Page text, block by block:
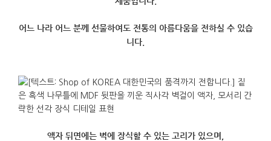
어느 나라 어느 분께 선물하여도 전통의 아름다움을 전하실 수 있습
니다.
액자 뒤면에는 벽에 장식할 수 있는 고리가 있으며,